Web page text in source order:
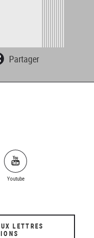
Partager
Youtube
LETTRES